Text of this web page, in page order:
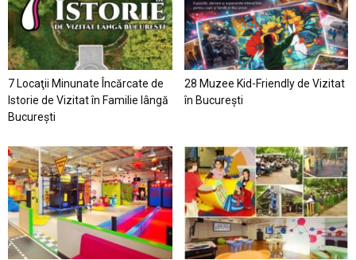
7 Locaţii Minunate Încărcate de
Istorie de Vizitat în Familie lângă
București
28 Muzee Kid-Friendly de Vizitat
în București